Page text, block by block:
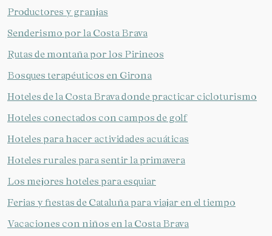
Productores y granjas
Senderismo por la Costa Brava
Rutas de montaña por los Pirineos
Bosques terapéuticos en Girona
Hoteles de la Costa Brava donde practicar cicloturismo
Hoteles conectados con campos de golf
Hoteles para hacer actividades acuáticas
Hoteles rurales para sentir la primavera
Los mejores hoteles para esquiar
Ferias y fiestas de Cataluña para viajar en el tiempo
Vacaciones con niños en la Costa Brava